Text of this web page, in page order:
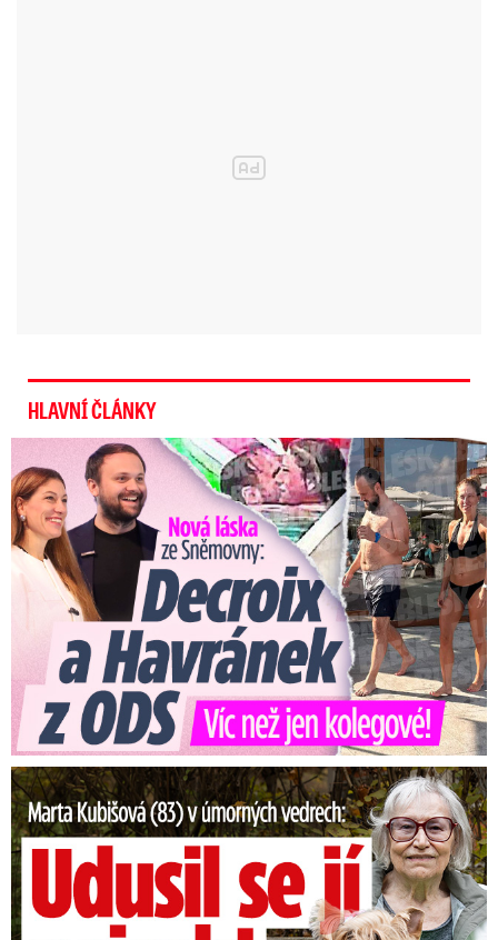
HLAVNÍ ČLÁNKY
Nová láska ve Sněmovně: Decroix s mladým kolegou z ODS
Marta Kubišová (83) v úmorných vedrech: Udusil se jí pejsek!